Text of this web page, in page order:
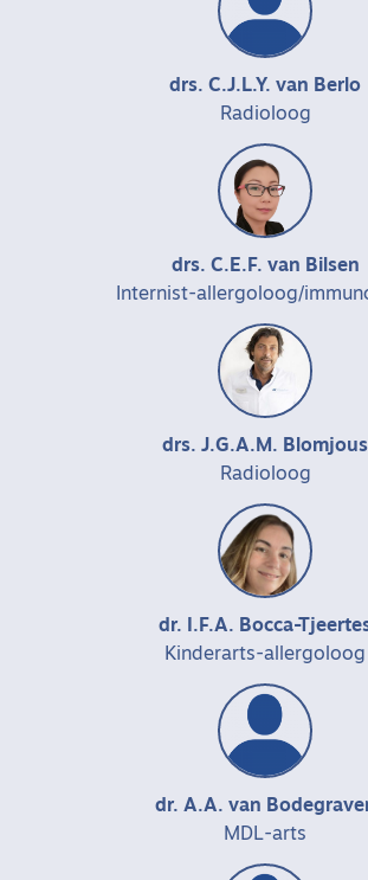
drs. C.J.L.Y. van Berlo
Radioloog
drs. C.E.F. van Bilsen
Internist-allergoloog/
drs. J.G.A.M. Blomjous
Radioloog
dr. I.F.A. Bocca-
Kinderarts-allergoloog
dr. A.A. van
MDL-arts